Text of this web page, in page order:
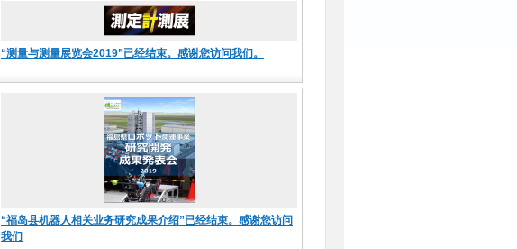
“测量与测量展览会2019”已经结束。感谢您访问我们。
“福岛县机器人相关业务研究成果介绍”已经结束。感谢您访问
我们